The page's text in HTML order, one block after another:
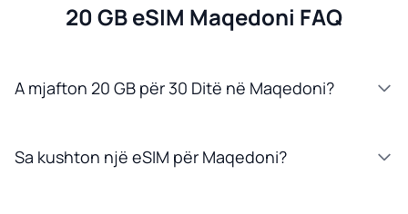
20 GB eSIM Maqedoni FAQ
A mjafton 20 GB për 30 Ditë në Maqedoni?
Sa kushton një eSIM për Maqedoni?